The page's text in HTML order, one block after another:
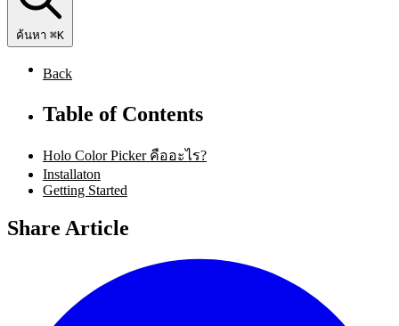
ค้นหา ⌘K
Back
Table of Contents
Holo Color Picker คืออะไร?
Installaton
Getting Started
Share Article